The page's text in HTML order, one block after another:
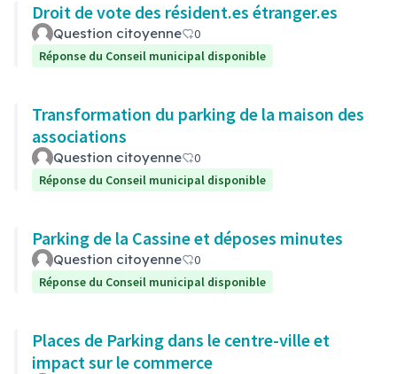
Droit de vote des résident.es étranger.es
Question citoyenne
0
Réponse du Conseil municipal disponible
Transformation du parking de la maison des
associations
Question citoyenne
0
Réponse du Conseil municipal disponible
Parking de la Cassine et déposes minutes
Question citoyenne
0
Réponse du Conseil municipal disponible
Places de Parking dans le centre-ville et
impact sur le commerce